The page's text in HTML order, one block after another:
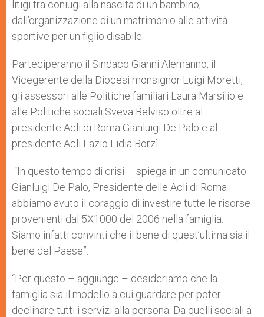
litigi tra coniugi alla nascita di un bambino,
dall’organizzazione di un matrimonio alle attività
sportive per un figlio disabile.
Parteciperanno il Sindaco Gianni Alemanno, il
Vicegerente della Diocesi monsignor Luigi Moretti,
gli assessori alle Politiche familiari Laura Marsilio e
alle Politiche sociali Sveva Belviso oltre al
presidente Acli di Roma Gianluigi De Palo e al
presidente Acli Lazio Lidia Borzì.
“In questo tempo di crisi – spiega in un comunicato
Gianluigi De Palo, Presidente delle Acli di Roma –
abbiamo avuto il coraggio di investire tutte le risorse
provenienti dal 5X1000 del 2006 nella famiglia.
Siamo infatti convinti che il bene di quest’ultima sia il
bene del Paese”.
“Per questo – aggiunge – desideriamo che la
famiglia sia il modello a cui guardare per poter
declinare tutti i servizi alla persona. Da quelli sociali a